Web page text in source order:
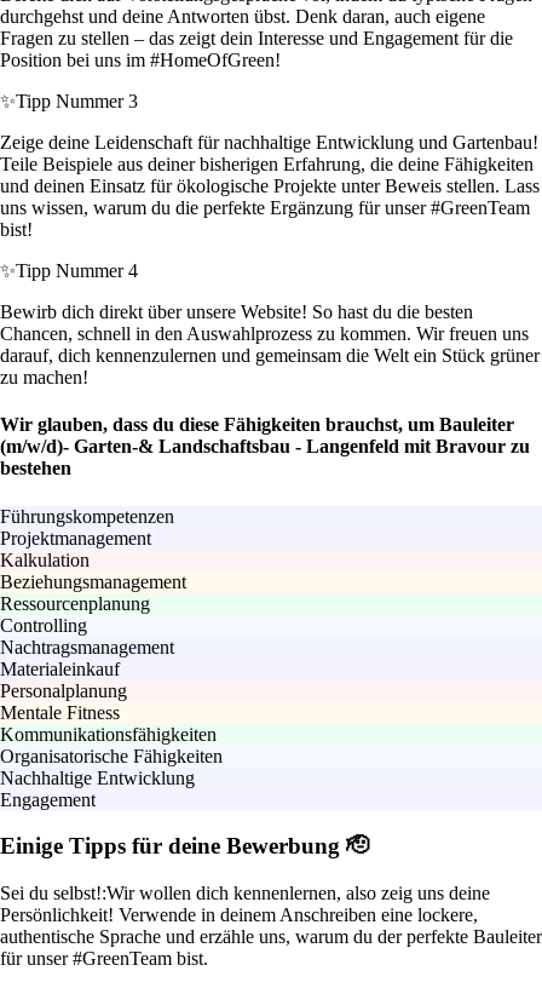
durchgehst und deine Antworten übst. Denk daran, auch eigene
Fragen zu stellen – das zeigt dein Interesse und Engagement für die
Position bei uns im #HomeOfGreen!
✨Tipp Nummer 3
Zeige deine Leidenschaft für nachhaltige Entwicklung und Gartenbau!
Teile Beispiele aus deiner bisherigen Erfahrung, die deine Fähigkeiten
und deinen Einsatz für ökologische Projekte unter Beweis stellen. Lass
uns wissen, warum du die perfekte Ergänzung für unser #GreenTeam
bist!
✨Tipp Nummer 4
Bewirb dich direkt über unsere Website! So hast du die besten
Chancen, schnell in den Auswahlprozess zu kommen. Wir freuen uns
darauf, dich kennenzulernen und gemeinsam die Welt ein Stück grüner
zu machen!
Wir glauben, dass du diese Fähigkeiten brauchst, um Bauleiter
(m/w/d)- Garten-& Landschaftsbau - Langenfeld mit Bravour zu
bestehen
Führungskompetenzen
Projektmanagement
Kalkulation
Beziehungsmanagement
Ressourcenplanung
Controlling
Nachtragsmanagement
Materialeinkauf
Personalplanung
Mentale Fitness
Kommunikationsfähigkeiten
Organisatorische Fähigkeiten
Nachhaltige Entwicklung
Engagement
Einige Tipps für deine Bewerbung 🫡
Sei du selbst!:Wir wollen dich kennenlernen, also zeig uns deine
Persönlichkeit! Verwende in deinem Anschreiben eine lockere,
authentische Sprache und erzähle uns, warum du der perfekte Bauleiter
für unser #GreenTeam bist.